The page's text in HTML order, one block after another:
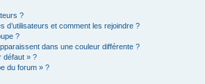
?
d’utilisateurs et comment les rejoindre ?
?
dans une couleur différente ?
défaut » ?
du forum » ?